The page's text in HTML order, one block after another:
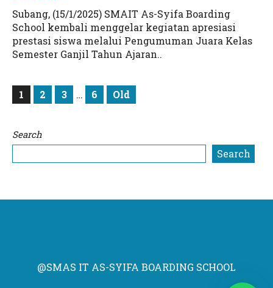
Subang, (15/1/2025) SMAIT As-Syifa Boarding
School kembali menggelar kegiatan apresiasi
prestasi siswa melalui Pengumuman Juara Kelas
Semester Ganjil Tahun Ajaran..
1 2 3 … 6 Old
Search
Search
@SMAS IT AS-SYIFA BOARDING SCHOOL